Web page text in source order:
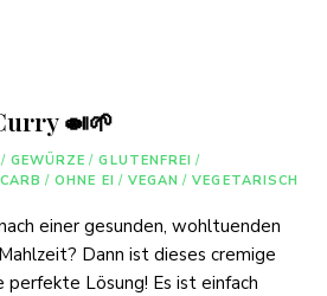
🍛🌱
/ GEWÜRZE / GLUTENFREI /
/ OHNE EI / VEGAN / VEGETARISCH
einer gesunden, wohltuenden
Dann ist dieses cremige
perfekte Lösung! Es ist einfach